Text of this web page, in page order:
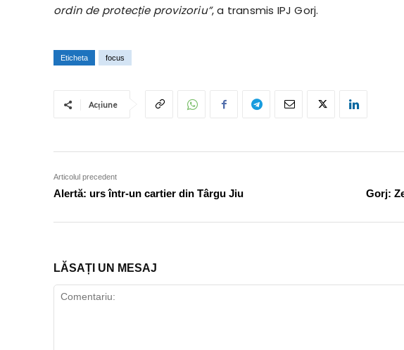
ordin de protecție provizoriu”, a transmis IPJ Gorj.
Eticheta focus
Acțiune
Articolul precedent
Alertă: urs într-un cartier din Târgu Jiu Gorj:
LĂSAȚI UN MESAJ